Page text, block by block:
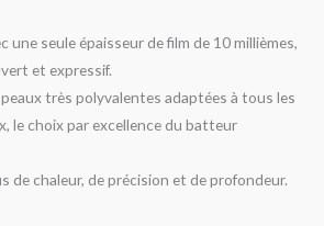
une seule épaisseur de film de 10 millièmes,
et expressif.
très polyvalentes adaptées à tous les
le choix par excellence du batteur
de chaleur, de précision et de profondeur.